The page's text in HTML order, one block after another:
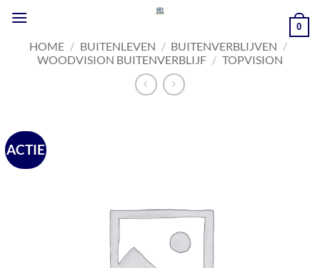
naar
inhoud
0
HOME / BUITENLEVEN / BUITENVERBLIJVEN /
WOODVISION BUITENVERBLIJF / TOPVISION
ACTIE